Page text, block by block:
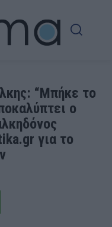
“Μπήκε το
ο
για το